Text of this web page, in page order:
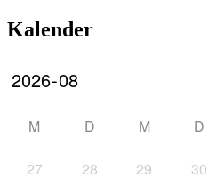
Kalender
M D M D
27 28 29 30